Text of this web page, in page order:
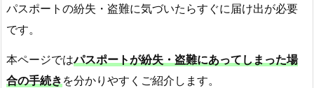
パスポートの紛失・盗難に気づいたらすぐに届け出が必要
です。
本ページではパスポートが紛失・盗難にあってしまった場
合の手続き を分かりやすくご紹介します。